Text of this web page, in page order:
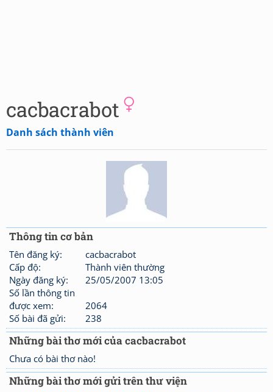
cacbacrabot
Danh sách thành viên
Thông tin cơ bản
Tên đăng ký:
cacbacrabot
Cấp độ:
Thành viên thường
Ngày đăng ký:
25/05/2007 13:05
Số lần thông tin
được xem:
2064
Số bài đã gửi:
238
Những bài thơ mới của cacbacrabot
Chưa có bài thơ nào!
Những bài thơ mới gửi trên thư viện